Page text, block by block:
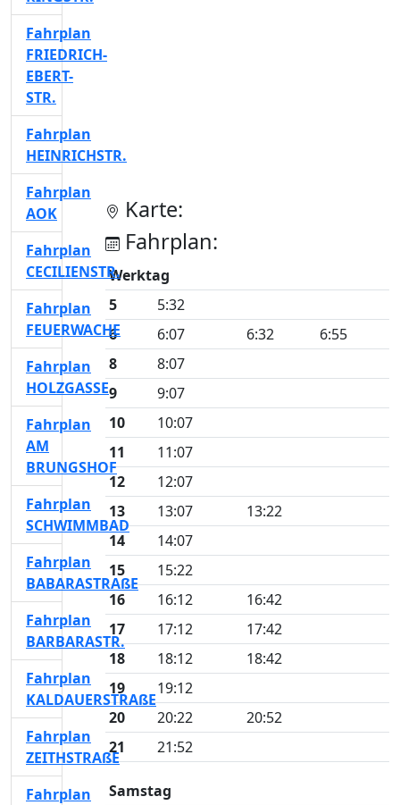
Karte:
Fahrplan:
Werktag
5
5:32
6
6:07 6:32
6:55
8
8:07
9
9:07
10
10:07
11
11:07
12
12:07
13
13:07
13:22
14
14:07
15
15:22
16
16:12
16:42
17
17:12
17:42
18
18:12
18:42
19
19:12
20
20:22
20:52
21
21:52
Samstag
Fahrplan
FRIEDRICH-
EBERT-
STR.
Fahrplan
HEINRICHSTR.
Fahrplan
AOK
Fahrplan
CECILIENSTR.
Fahrplan
FEUERWACHE
Fahrplan
HOLZGASSE
Fahrplan
AM
BRUNGSHOF
Fahrplan
SCHWIMMBAD
Fahrplan
BABARASTRAßE
Fahrplan
BARBARASTR.
Fahrplan
KALDAUERSTRAßE
Fahrplan
ZEITHSTRAßE
Fahrplan